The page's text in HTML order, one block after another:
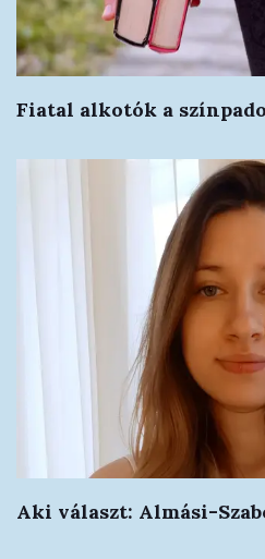
Fiatal alkotók a
Aki választ: Almási-